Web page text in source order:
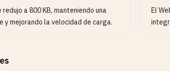
a 800 KB, manteniendo una
y mejorando la velocidad de carga.
El